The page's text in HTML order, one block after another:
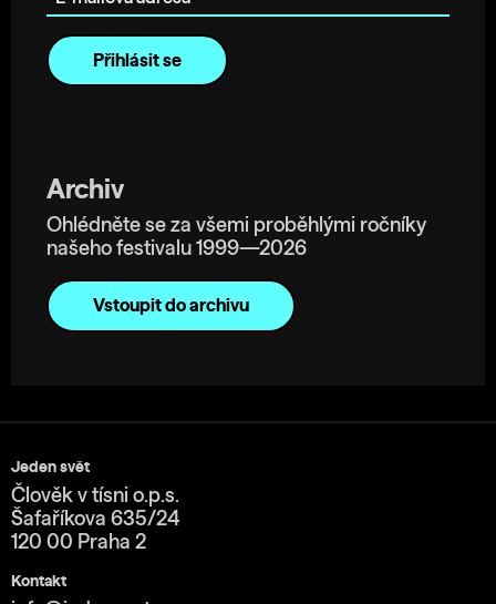
Archiv
Ohlédněte se za všemi proběhlými ročníky
našeho festivalu 1999—2026
Vstoupit do archivu
Jeden svět
Člověk v tísni o.p.s.
Šafaříkova 635/24
120 00 Praha 2
Kontakt